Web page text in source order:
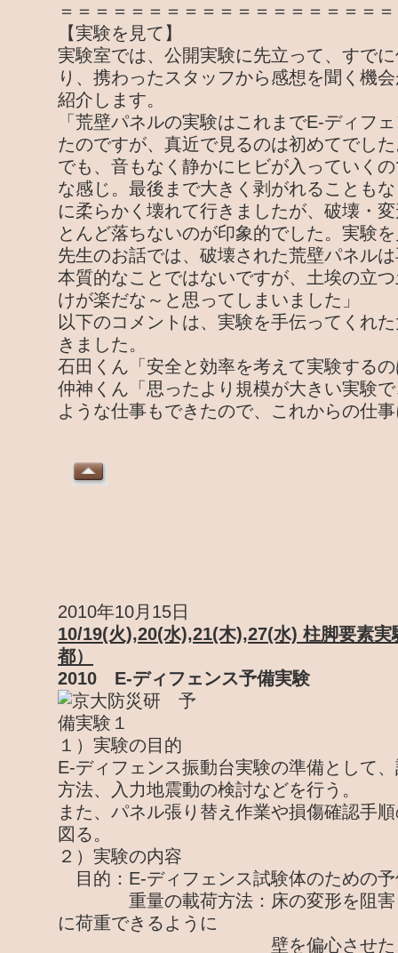
＝＝＝＝＝＝＝＝＝＝＝＝＝＝＝＝＝＝
【実験を見て】
実験室では、公開実験に先立って、すで
り、携わったスタッフから感想を聞く機
紹介します。
「荒壁パネルの実験はこれまでE-ディフ
たのですが、真近で見るのは初めてでし
でも、音もなく静かにヒビが入っていく
な感じ。最後まで大きく剥がれることも
に柔らかく壊れて行きましたが、破壊・
とんど落ちないのが印象的でした。実験
先生のお話では、破壊された荒壁パネル
本質的なことではないですが、土埃の立
けが楽だな～と思ってしまいました」
以下のコメントは、実験を手伝ってくれ
きました。
石田くん「安全と効率を考えて実験する
仲神くん「思ったより規模が大きい実験
ような仕事もできたので、これからの仕
2010年10月15日
10/19(火),20(水),21(木),27(水) 柱脚要素
都）
2010 E-ディフェンス予備実験
１）実験の目的
E-ディフェンス振動台実験の準備として
方法、入力地震動の検討などを行う。
また、パネル張り替え作業や損傷確認手
図る。
２）実験の内容
目的：E-ディフェンス試験体のための
重量の載荷方法：床の変形を阻害
に荷重できるように
壁を偏心させたときに